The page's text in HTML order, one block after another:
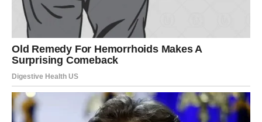
To možda neće biti dramatično, ali će vam dati ogromno
olakšanje. U ljubavi, iskren razgovor donosi stabilnost. U
finansijama, pametna odluka donosi sigurnost.
Vaša mala radost biće u osećaju kontrole i mira. I u
saznanju da ste sve uradili kako treba.